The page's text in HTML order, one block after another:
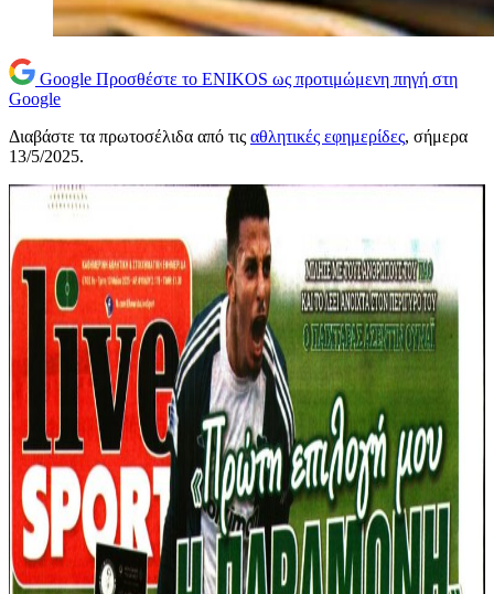
Google Προσθέστε το ENIKOS ως προτιμώμενη πηγή στη
Google
Διαβάστε τα πρωτοσέλιδα από τις αθλητικές εφημερίδες, σήμερα
13/5/2025.